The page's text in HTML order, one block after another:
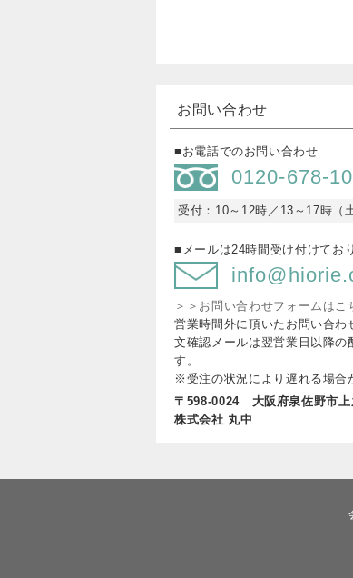
お問い合わせ
■お電話でのお問い合わせ
0120-678-
受付：10～12時／13～17時（
■メールは24時間受け付けてお
＞＞お問い合わせフォームはこ
営業時間外に頂いたお問い合わ
文確認メールは翌営業日以降の
す。
※受注の状況により遅れる場合
〒598-0024 大阪府泉佐野市上
株式会社 丸中